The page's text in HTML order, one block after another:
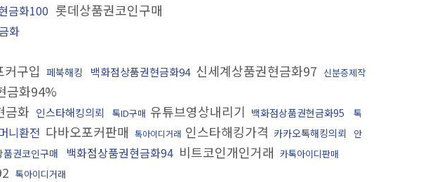
금화100 롯데상품권코인구매
화
커구입 페북해킹 백화점상품권현금화94 신세계상품권현금화97 신분증제작
금화94%
금화 인스타해킹의뢰 톡ID구매 유튜브영상내리기 백화점상품권현금화95
톡
니환전 다바오포커판매 톡아이디거래 인스타해킹가격 카카오톡해킹의뢰
안
품권코인구매 백화점상품권현금화94 비트코인개인거래 카톡아이디판매
톡아이디거래